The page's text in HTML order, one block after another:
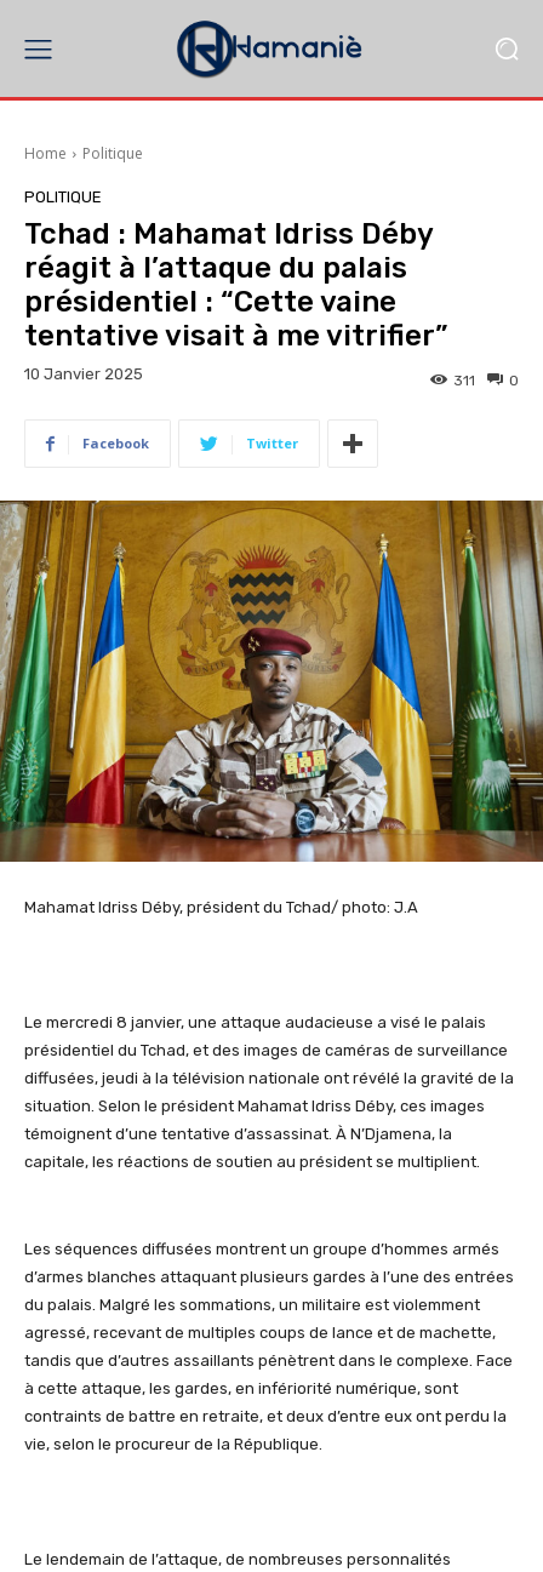
Home Politique
POLITIQUE
Tchad : Mahamat Idriss Déby
réagit à l’attaque du palais
présidentiel : “Cette vaine
tentative visait à me vitrifier”
10 Janvier 2025 0
311
Facebook Twitter
Mahamat Idriss Déby, président du Tchad/ photo: J.A
Le mercredi 8 janvier, une attaque audacieuse a visé le palais
présidentiel du Tchad, et des images de caméras de surveillance
diffusées, jeudi à la télévision nationale ont révélé la gravité de la
situation. Selon le président Mahamat Idriss Déby, ces images
témoignent d’une tentative d’assassinat. À N’Djamena, la
capitale, les réactions de soutien au président se multiplient.
Les séquences diffusées montrent un groupe d’hommes armés
d’armes blanches attaquant plusieurs gardes à l’une des entrées
du palais. Malgré les sommations, un militaire est violemment
agressé, recevant de multiples coups de lance et de machette,
tandis que d’autres assaillants pénètrent dans le complexe. Face
à cette attaque, les gardes, en infériorité numérique, sont
contraints de battre en retraite, et deux d’entre eux ont perdu la
vie, selon le procureur de la République.
Le lendemain de l’attaque, de nombreuses personnalités